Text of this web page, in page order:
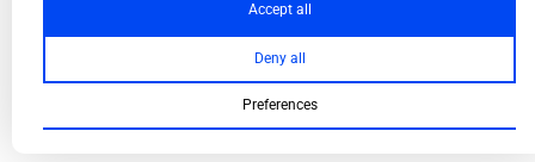
Accept all
Deny all
Preferences